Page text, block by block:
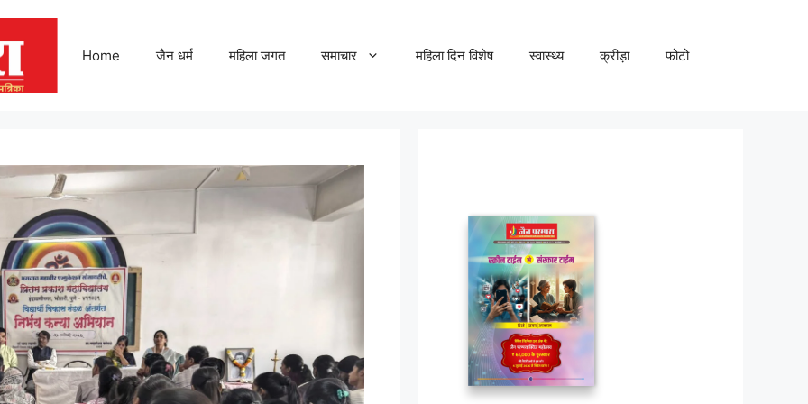
Home जैन धर्म महिला जगत समाचार महिला दिन विशेष स्वास्थ्य क्रीड़ा फोटो